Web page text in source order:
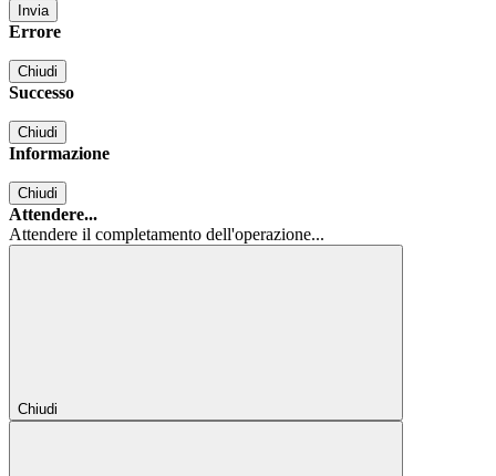
Errore
Chiudi
Successo
Chiudi
Informazione
Chiudi
Attendere...
Attendere il completamento dell'operazione...
Chiudi